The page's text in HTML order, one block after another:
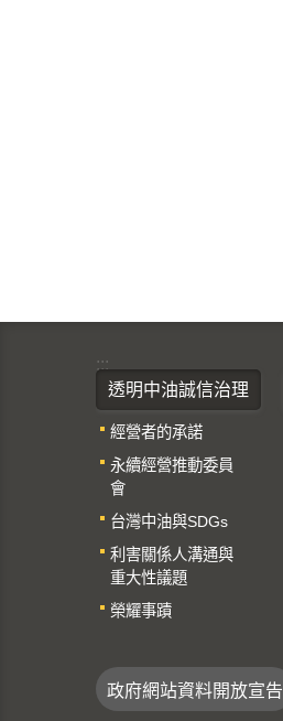
:::
透明中油誠信治理
經營者的承諾
永續經營推動委員
會
台灣中油與SDGs
利害關係人溝通與
重大性議題
榮耀事蹟
政府網站資料開放宣告